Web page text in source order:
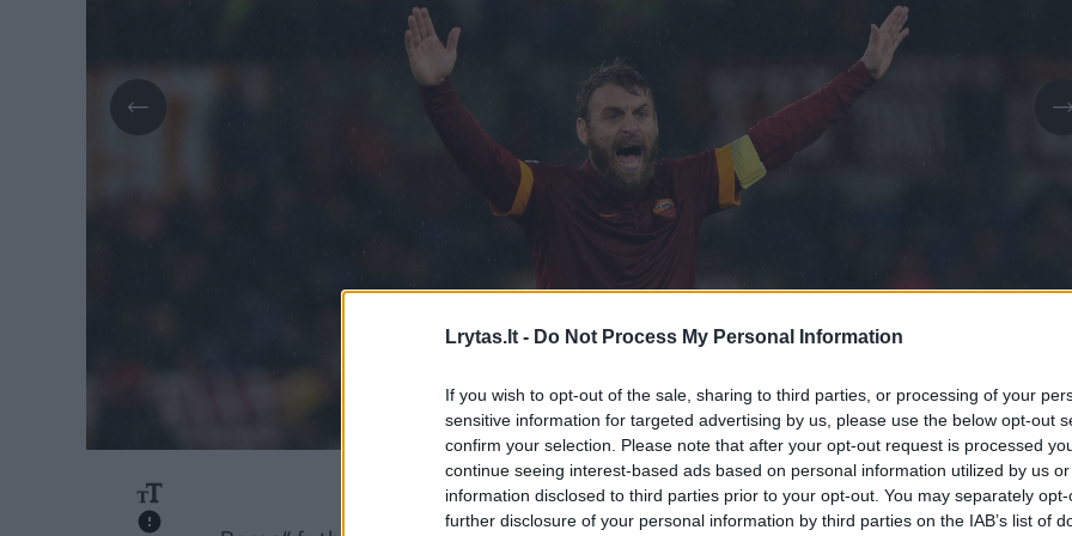
Lrytas.lt - Do Not Process My Personal Information
If you wish to opt-out of the sale, sharing to third parties, or processing of your
sensitive information for targeted advertising by us, please use the below opt-out
confirm your selection. Please note that after your opt-out request is processed
continue seeing interest-based ads based on personal information utilized by us
information disclosed to third parties prior to your opt-out. You may separately
further disclosure of your personal information by third parties on the IAB’s list of
Daugiau nuotraukų (1)